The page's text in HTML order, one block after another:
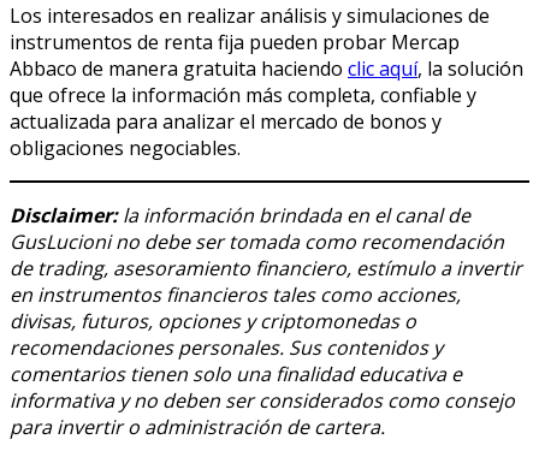
Los interesados en realizar análisis y simulaciones de
instrumentos de renta fija pueden probar Mercap
Abbaco de manera gratuita haciendo clic aquí, la solución
que ofrece la información más completa, confiable y
actualizada para analizar el mercado de bonos y
obligaciones negociables.
Disclaimer:la información brindada en el canal de
GusLucioni no debe ser tomada como recomendación
de trading, asesoramiento financiero, estímulo a invertir
en instrumentos financieros tales como acciones,
divisas, futuros, opciones y criptomonedas o
recomendaciones personales. Sus contenidos y
comentarios tienen solo una finalidad educativa e
informativa y no deben ser considerados como consejo
para invertir o administración de cartera.